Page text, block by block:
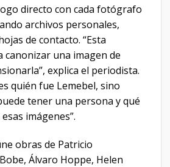
directo con cada fotógrafo
archivos personales,
de contacto. “Esta
canonizar una imagen de
explica el periodista.
quién fue Lemebel, sino
tener una persona y qué
imágenes”.
obras de Patricio
Álvaro Hoppe, Helen